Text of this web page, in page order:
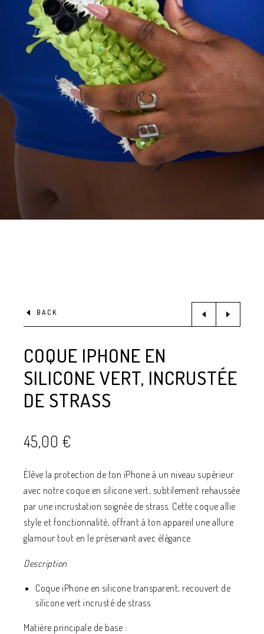
BACK
COQUE IPHONE EN
SILICONE VERT, INCRUSTÉE
DE STRASS
45,00 €
Élève la protection de ton iPhone à un niveau supérieur
avec notre coque en silicone vert, subtilement rehaussée
par une incrustation soignée de strass. Cette coque allie
style et fonctionnalité, offrant à ton appareil une allure
glamour tout en le préservant avec élégance.
Description
Coque iPhone en silicone transparent, recouvert de
silicone vert incrusté de strass
Matière principale de base :